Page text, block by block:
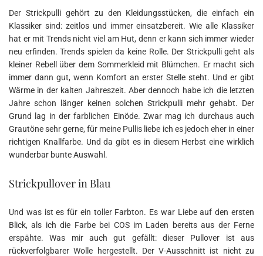
Der Strickpulli gehört zu den Kleidungsstücken, die einfach ein
Klassiker sind: zeitlos und immer einsatzbereit. Wie alle Klassiker
hat er mit Trends nicht viel am Hut, denn er kann sich immer wieder
neu erfinden. Trends spielen da keine Rolle. Der Strickpulli geht als
kleiner Rebell über dem Sommerkleid mit Blümchen. Er macht sich
immer dann gut, wenn Komfort an erster Stelle steht. Und er gibt
Wärme in der kalten Jahreszeit. Aber dennoch habe ich die letzten
Jahre schon länger keinen solchen Strickpulli mehr gehabt. Der
Grund lag in der farblichen Einöde. Zwar mag ich durchaus auch
Grautöne sehr gerne, für meine Pullis liebe ich es jedoch eher in einer
richtigen Knallfarbe. Und da gibt es in diesem Herbst eine wirklich
wunderbar bunte Auswahl.
Strickpullover in Blau
Und was ist es für ein toller Farbton. Es war Liebe auf den ersten
Blick, als ich die Farbe bei COS im Laden bereits aus der Ferne
erspähte. Was mir auch gut gefällt: dieser Pullover ist aus
rückverfolgbarer Wolle hergestellt. Der V-Ausschnitt ist nicht zu